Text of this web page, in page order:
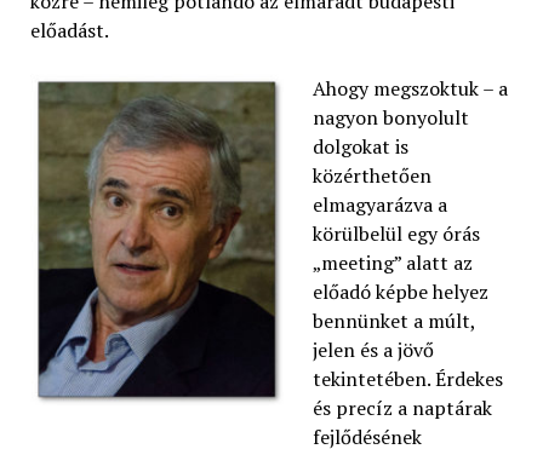
előadást.
Ahogy megszoktuk – a
nagyon bonyolult
dolgokat is
közérthetően
elmagyarázva a
körülbelül egy órás
„meeting” alatt az
előadó képbe helyez
bennünket a múlt,
jelen és a jövő
tekintetében. Érdekes
és precíz a naptárak
fejlődésének